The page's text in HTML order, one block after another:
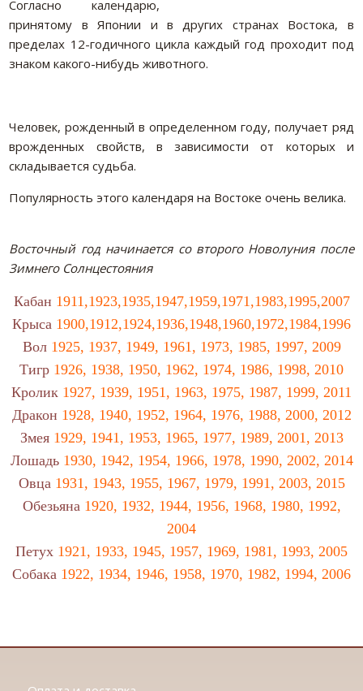
Согласно календарю,
принятому в Японии и в других странах Востока, в
пределах 12-годичного цикла каждый год проходит под
знаком какого-нибудь животного.
Человек, рожденный в определенном году, получает ряд
врожденных свойств, в зависимости от которых и
складывается судьба.
Популярность этого календаря на Востоке очень велика.
Восточный год начинается со второго Новолуния после
Зимнего Солнцестояния
Кабан 1911,1923,1935,1947,1959,1971,1983,1995,2007
Крыса 1900,1912,1924,1936,1948,1960,1972,1984,1996
Вол1925, 1937, 1949, 1961, 1973, 1985, 1997, 2009
Тигр 1926, 1938, 1950, 1962, 1974, 1986, 1998, 2010
Кролик 1927, 1939, 1951, 1963, 1975, 1987, 1999, 2011
Дракон 1928, 1940, 1952, 1964, 1976, 1988, 2000, 2012
Змея1929, 1941, 1953, 1965, 1977, 1989, 2001, 2013
Лошадь1930, 1942, 1954, 1966, 1978, 1990, 2002, 2014
Овца1931, 1943, 1955, 1967, 1979, 1991, 2003, 2015
Обезьяна1920, 1932, 1944, 1956, 1968, 1980, 1992,
2004
Петух 1921, 1933, 1945, 1957, 1969, 1981, 1993, 2005
Собака 1922, 1934, 1946, 1958, 1970, 1982, 1994, 2006